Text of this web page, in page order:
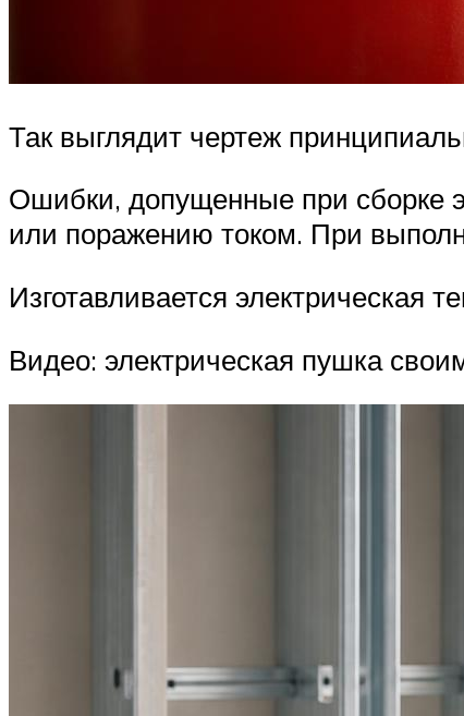
Так выглядит чертеж
Ошибки, допущенные при сборке
или поражению током. При
Изготавливается электрическая
Видео: электрическая пушка